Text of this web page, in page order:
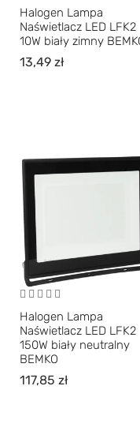
Halogen Lampa
Naświetlacz LED LFK2
10W biały zimny
13,49 zł
Halogen Lampa
Naświetlacz LED LFK2
150W biały neutralny
BEMKO
117,85 zł